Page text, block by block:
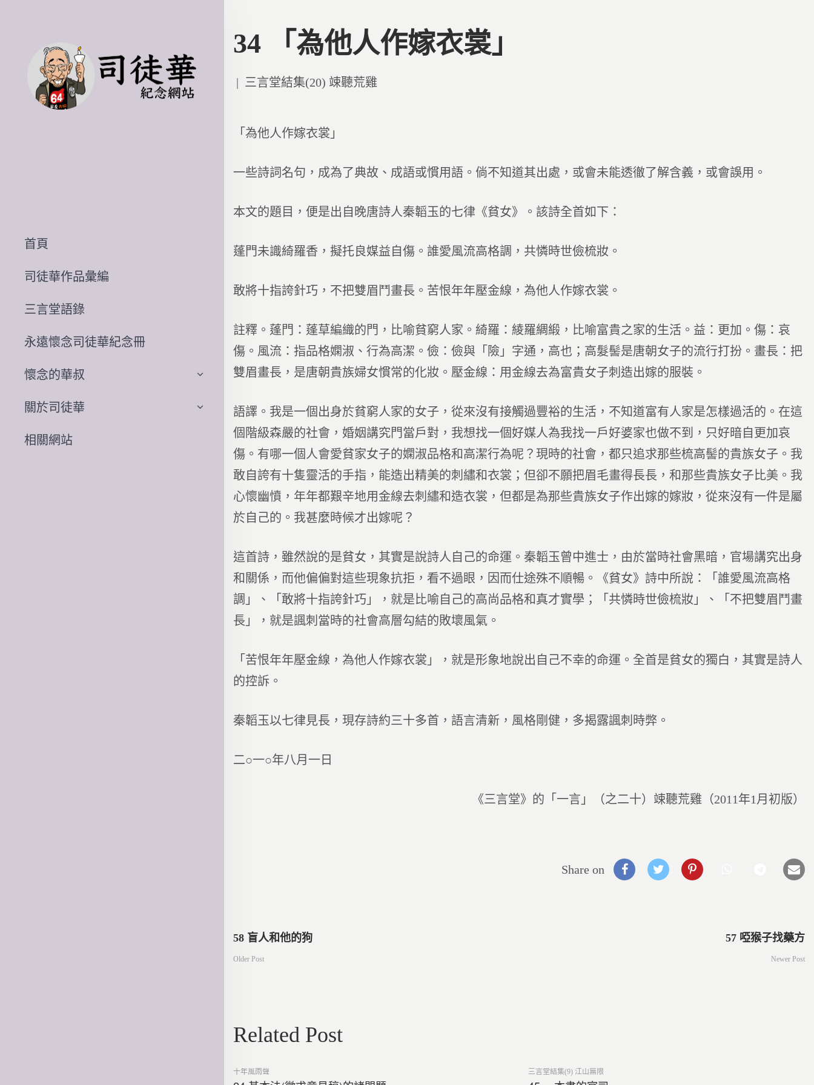
首頁
司徒華作品彙編
三言堂語錄
永遠懷念司徒華紀念冊
懷念的華叔
關於司徒華
相關網站
34 「為他人作嫁衣裳」
Posted
三言堂結集(20) 竦聽荒雞
「為他人作嫁衣裳」
一些詩詞名句，成為了典故、成語或慣用語。倘不知道其出處，或會未能透徹了解含義，或會誤用。
本文的題目，便是出自晚唐詩人秦韜玉的七律《貧女》。該詩全首如下：
蓬門未識綺羅香，擬托良媒益自傷。誰愛風流高格調，共憐時世儉梳妝。
敢將十指誇針巧，不把雙眉鬥畫長。苦恨年年壓金線，為他人作嫁衣裳。
註釋。蓬門：蓬草編織的門，比喻貧窮人家。綺羅：綾羅綢緞，比喻富貴之家的生活。益：更加。傷：哀
傷。風流：指品格嫻淑、行為高潔。儉：儉與「險」字通，高也；高髮髻是唐朝女子的流行打扮。畫長：把
雙眉畫長，是唐朝貴族婦女慣常的化妝。壓金線：用金線去為富貴女子刺造出嫁的服裝。
語譯。我是一個出身於貧窮人家的女子，從來沒有接觸過豐裕的生活，不知道富有人家是怎樣過活的。在這
個階級森嚴的社會，婚姻講究門當戶對，我想找一個好媒人為我找一戶好婆家也做不到，只好暗自更加哀
傷。有哪一個人會愛貧家女子的嫻淑品格和高潔行為呢？現時的社會，都只追求那些梳高髻的貴族女子。我
敢自誇有十隻靈活的手指，能造出精美的刺繡和衣裳；但卻不願把眉毛畫得長長，和那些貴族女子比美。我
心懷幽憤，年年都艱辛地用金線去刺繡和造衣裳，但都是為那些貴族女子作出嫁的嫁妝，從來沒有一件是屬
於自己的。我甚麼時候才出嫁呢？
這首詩，雖然說的是貧女，其實是說詩人自己的命運。秦韜玉曾中進士，由於當時社會黑暗，官場講究出身
和關係，而他偏偏對這些現象抗拒，看不過眼，因而仕途殊不順暢。《貧女》詩中所說：「誰愛風流高格
調」、「敢將十指誇針巧」，就是比喻自己的高尚品格和真才實學；「共憐時世儉梳妝」、「不把雙眉鬥畫
長」，就是諷刺當時的社會高層勾結的敗壞風氣。
「苦恨年年壓金線，為他人作嫁衣裳」，就是形象地說出自己不幸的命運。全首是貧女的獨白，其實是詩人
的控訴。
秦韜玉以七律見長，現存詩約三十多首，語言清新，風格剛健，多揭露諷刺時弊。
二○一○年八月一日
《三言堂》的「一言」（之二十）竦聽荒雞（2011年1月初版）
Share on
文
導
覽
58 盲人和他的狗
Older Post
57 啞猴子找藥方
Newer Post
Related Post
Posted
十年風雨聲
Posted
三言堂結集(9) 江山無限